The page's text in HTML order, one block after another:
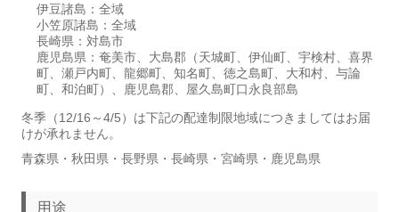
伊豆諸島：全域
小笠原諸島：全域
長崎県：対島市
鹿児島県：奄美市、大島郡（天城町、伊仙町、宇検村、喜界
町、瀬戸内町、龍郷町、知名町、徳之島町、大和村、与論
町、和泊町）、鹿児島郡、屋久島町口永良部島
冬季（12/16～4/5）は下記の配達制限地域につきましてはお届
けが承れません。
青森県・秋田県・長野県・長崎県・宮崎県・鹿児島県
用途